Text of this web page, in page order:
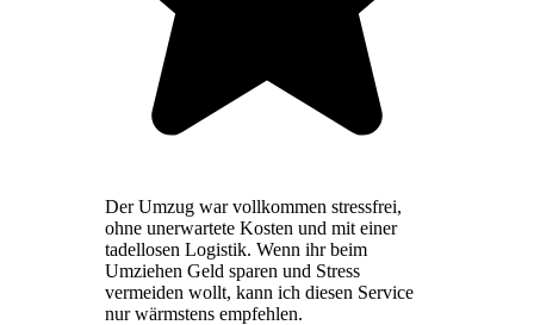
Der Umzug war vollkommen stressfrei,
ohne unerwartete Kosten und mit einer
tadellosen Logistik. Wenn ihr beim
Umziehen Geld sparen und Stress
vermeiden wollt, kann ich diesen Service
nur wärmstens empfehlen.